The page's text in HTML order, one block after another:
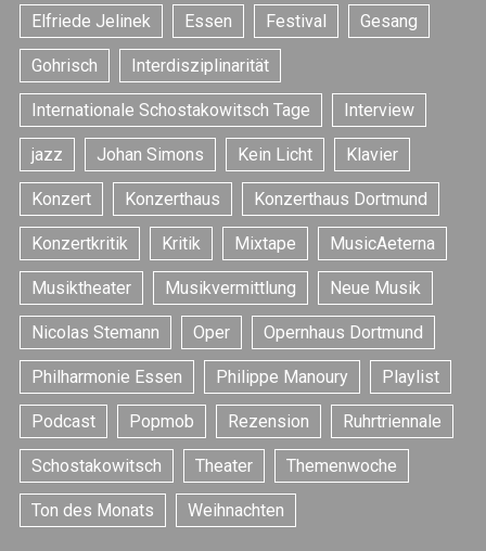
Elfriede Jelinek Essen Festival Gesang
Gohrisch Interdisziplinarität
Internationale Schostakowitsch Tage Interview
jazz Johan Simons Kein Licht Klavier
Konzert Konzerthaus Konzerthaus Dortmund
Konzertkritik Kritik Mixtape MusicAeterna
Musiktheater Musikvermittlung Neue Musik
Nicolas Stemann Oper Opernhaus Dortmund
Philharmonie Essen Philippe Manoury Playlist
Podcast Popmob Rezension Ruhrtriennale
Schostakowitsch Theater Themenwoche
Ton des Monats Weihnachten